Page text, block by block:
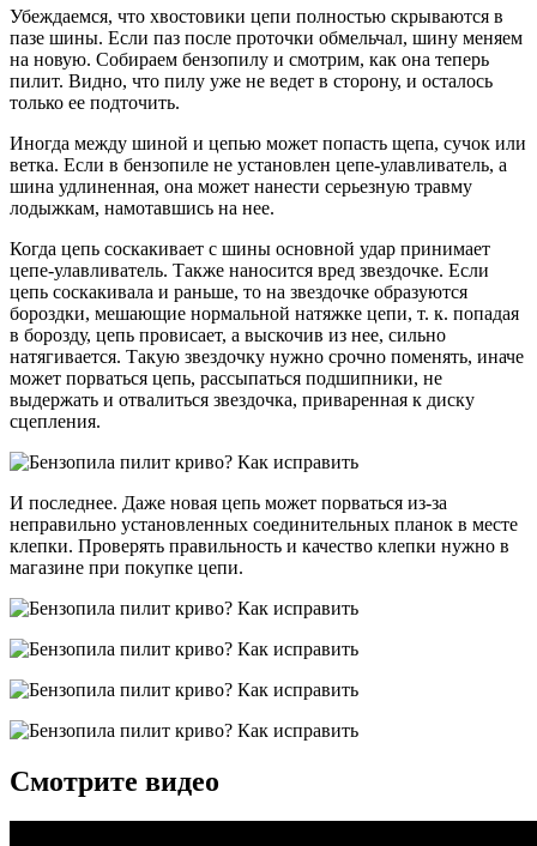
Убеждаемся, что хвостовики цепи полностью скрываются в
пазе шины. Если паз после проточки обмельчал, шину меняем
на новую. Собираем бензопилу и смотрим, как она теперь
пилит. Видно, что пилу уже не ведет в сторону, и осталось
только ее подточить.
Иногда между шиной и цепью может попасть щепа, сучок или
ветка. Если в бензопиле не установлен цепе-улавливатель, а
шина удлиненная, она может нанести серьезную травму
лодыжкам, намотавшись на нее.
Когда цепь соскакивает с шины основной удар принимает
цепе-улавливатель. Также наносится вред звездочке. Если
цепь соскакивала и раньше, то на звездочке образуются
бороздки, мешающие нормальной натяжке цепи, т. к. попадая
в борозду, цепь провисает, а выскочив из нее, сильно
натягивается. Такую звездочку нужно срочно поменять, иначе
может порваться цепь, рассыпаться подшипники, не
выдержать и отвалиться звездочка, приваренная к диску
сцепления.
И последнее. Даже новая цепь может порваться из-за
неправильно установленных соединительных планок в месте
клепки. Проверять правильность и качество клепки нужно в
магазине при покупке цепи.
Смотрите видео